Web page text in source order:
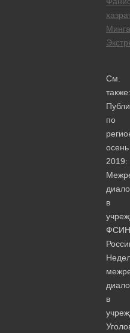
См.
также:
по
осень
2019:
в
ФСИН
в